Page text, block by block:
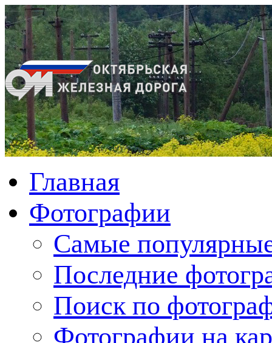
Главная
Фотографии
Cамые
Последние
Поиск по
Фотографии на